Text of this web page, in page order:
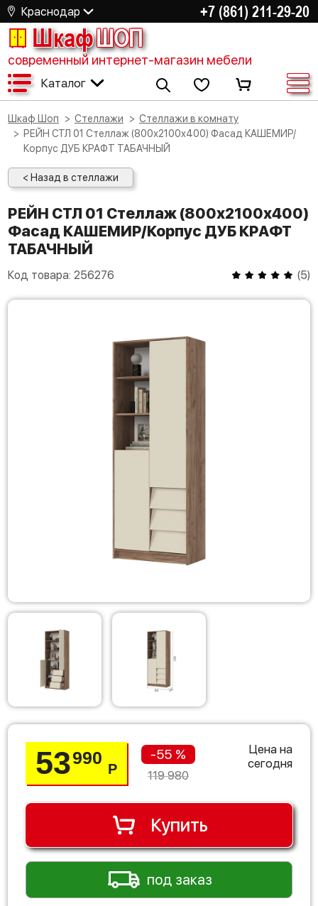
Краснодар +7 (861) 211-29-20
ШкафШОП
современный интернет-магазин мебели
Каталог
Шкаф Шоп Стеллажи
Стеллажи в комнату
РЕЙН СТЛ 01 Стеллаж (800х2100х400) Фасад КАШЕМИР/
Корпус ДУБ КРАФТ ТАБАЧНЫЙ
< Назад в стеллажи
РЕЙН СТЛ 01 Стеллаж (800х2100х400)
Фасад КАШЕМИР/Корпус ДУБ КРАФТ
ТАБАЧНЫЙ
Код товара: 256276 (5)
53990
Р
-55 %
119 980
Цена на
сегодня
Купить
под заказ